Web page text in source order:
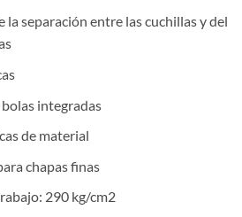
separación entre las cuchillas y del
integradas
de material
chapas finas
290 kg/cm2